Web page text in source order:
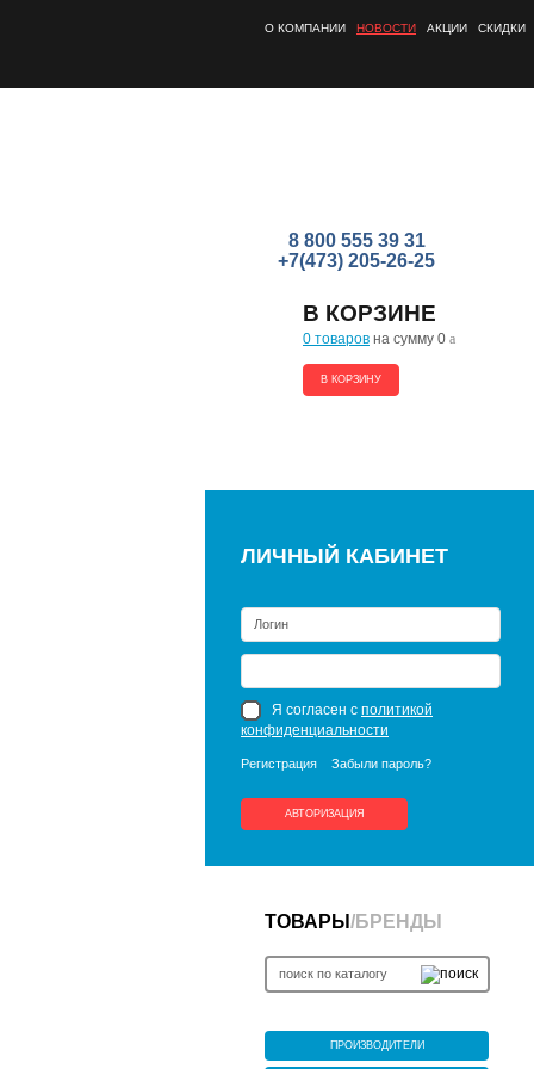
О КОМПАНИИ НОВОСТИ АКЦИИ СКИДКИ
8 800 555 39 31
+7(473) 205-26-25
В КОРЗИНЕ
0 товаров на сумму 0 a
В КОРЗИНУ
ЛИЧНЫЙ КАБИНЕТ
Я согласен с политикой
конфиденциальности
Регистрация Забыли пароль?
АВТОРИЗАЦИЯ
ТОВАРЫ /БРЕНДЫ
ПРОИЗВОДИТЕЛИ